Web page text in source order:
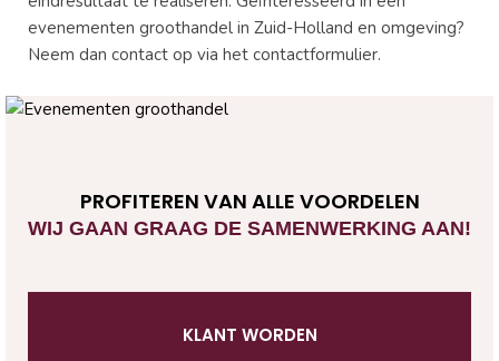
evenementen groothandel in Zuid-Holland en omgeving?
Neem dan contact op via het contactformulier.
PROFITEREN VAN ALLE VOORDELEN
WIJ GAAN GRAAG DE SAMENWERKING AAN!
KLANT WORDEN